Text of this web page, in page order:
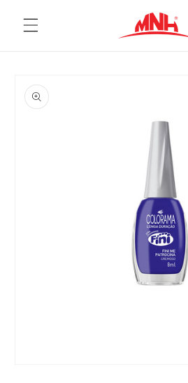
para o
conteúdo
informações
do produto